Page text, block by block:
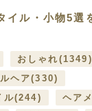
イル・小物5選
おしゃれ (1349)
ヘア(330)
ル(244) ヘア